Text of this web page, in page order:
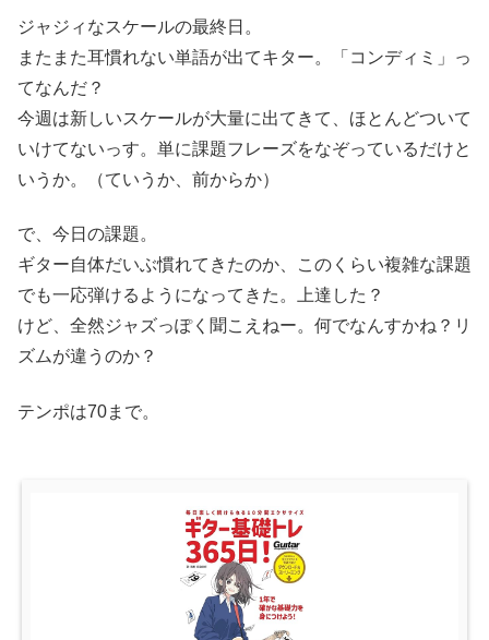
ジャジィなスケールの最終日。
またまた耳慣れない単語が出てキター。「コンディミ」っ
てなんだ？
今週は新しいスケールが大量に出てきて、ほとんどついて
いけてないっす。単に課題フレーズをなぞっているだけと
いうか。（ていうか、前からか）
で、今日の課題。
ギター自体だいぶ慣れてきたのか、このくらい複雑な課題
でも一応弾けるようになってきた。上達した？
けど、全然ジャズっぽく聞こえねー。何でなんすかね？リ
ズムが違うのか？
テンポは70まで。